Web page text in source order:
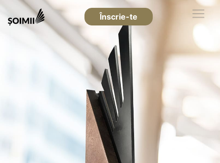
Înscrie-te